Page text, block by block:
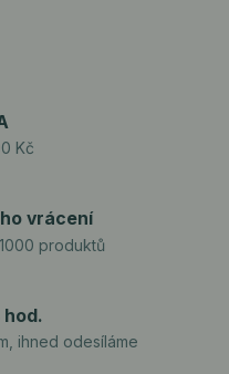
Kč
vrácení
produktů
hod.
ihned odesíláme